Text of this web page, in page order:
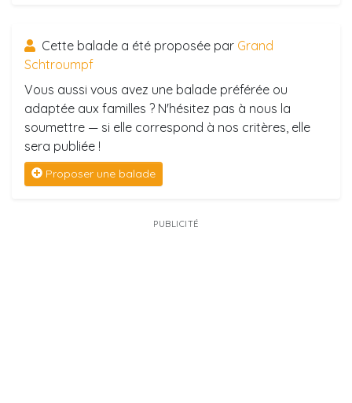
Cette balade a été proposée par Grand
Schtroumpf
Vous aussi vous avez une balade préférée ou
adaptée aux familles ? N'hésitez pas à nous la
soumettre — si elle correspond à nos critères, elle
sera publiée !
Proposer une balade
PUBLICITÉ